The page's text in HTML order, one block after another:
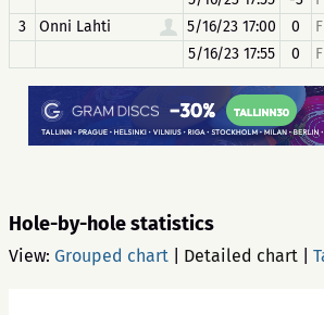
3
Onni Lahti 5/16/23 17:00 0 F
5/16/23 17:55
0 F
Hole-by-hole statistics
View: Grouped chart Detailed chart